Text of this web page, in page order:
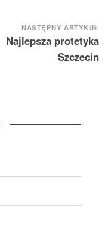
NASTĘPNY ARTYKUŁ
Najlepsza protetyka
Szczecin